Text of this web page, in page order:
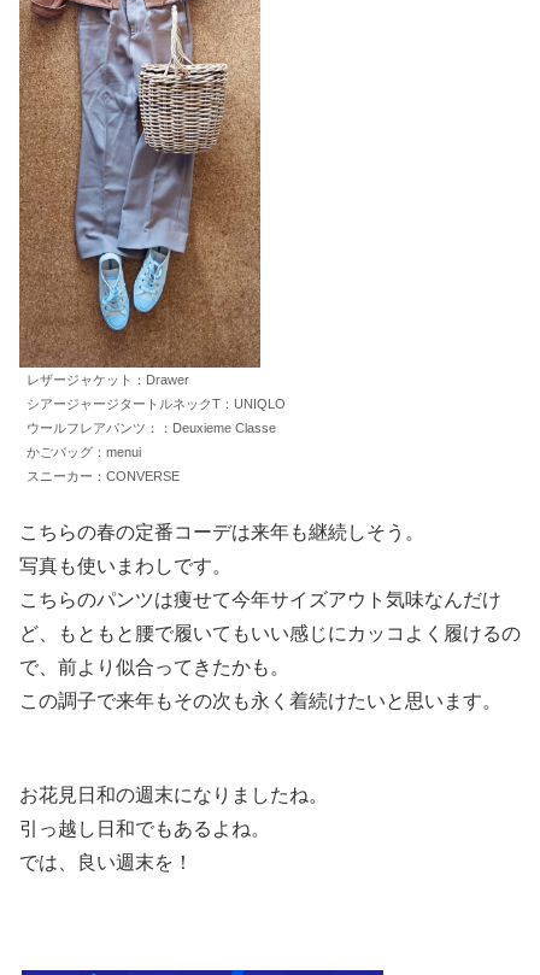
レザージャケット：Drawer
シアージャージタートルネックT：UNIQLO
ウールフレアパンツ：：Deuxieme Classe
かごバッグ：menui
スニーカー：CONVERSE
こちらの春の定番コーデは来年も継続しそう。
写真も使いまわしです。
こちらのパンツは痩せて今年サイズアウト気味なんだけ
ど、もともと腰で履いてもいい感じにカッコよく履けるの
で、前より似合ってきたかも。
この調子で来年もその次も永く着続けたいと思います。
お花見日和の週末になりましたね。
引っ越し日和でもあるよね。
では、良い週末を！